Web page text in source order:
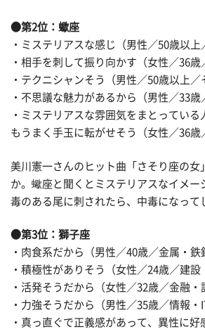
●第2位：蠍座
・ミステリアスな感じ（男性／50歳以上
・相手を刺して振り向かす（女性／36歳
・テクニシャンそう（男性／50歳以上／
・不思議な魅力があるから（男性／33歳
・ミステリアスな雰囲気をまとっている
もうまく手玉に転がせそう（女性／36歳
美川憲一さんのヒット曲「さそり座の女
か。蠍座と聞くとミステリアスなイメー
毒のある尾に刺されたら、中毒になって
●第3位：獅子座
・肉食系だから（男性／40歳／金属・鉄
・積極性がありそう（女性／24歳／建設
・活発そうだから（女性／32歳／金融・
・力強そうだから（男性／35歳／情報・
・真っ直ぐで正義感があって、異性に好